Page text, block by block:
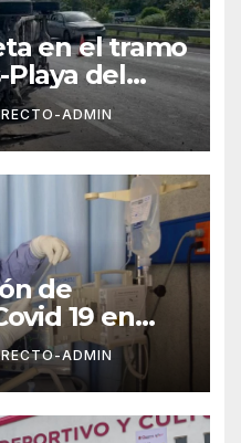
en el tramo
del
ADMIN
de
19 en
ADMIN